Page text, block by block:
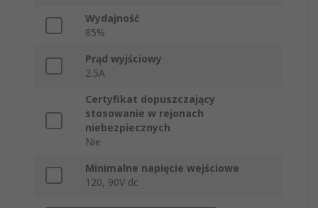
Wydajność
85%
Prąd wyjściowy
2.5A
Certyfikat dopuszczający
stosowanie w rejonach
niebezpiecznych
Nie
Minimalne napięcie wejściowe
120, 90V dc